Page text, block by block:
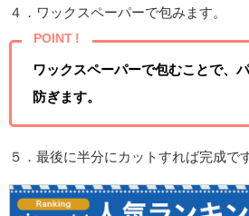
４．ワックスペーパーで包みます。
POINT !
ワックスペーパーで包むことで、
防ぎます。
５．最後に半分にカットすれば完成で